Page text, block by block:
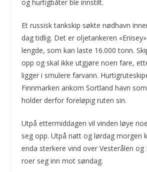
og hurtigbåter ble innstilt.
Et russisk tankskip søkte nødhavn
dag tidlig. Det er oljetankeren
lengde, som kan laste 16.000 tonn.
opp og skal ikke utgjøre noen fare,
ligger i smulere farvann.
Finnmarken ankom Sortland havn
holder derfor foreløpig ruten sin.
Utpå ettermiddagen vil vinden løye
seg opp. Utpå natt og lørdag morgen
enda sterkere vind over Vesterålen
roer seg inn mot søndag.